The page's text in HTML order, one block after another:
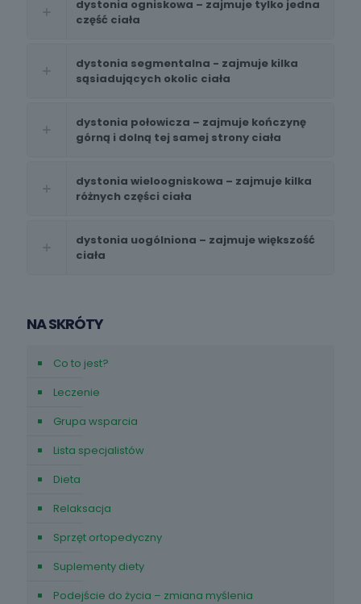
dystonia ogniskowa – zajmuje tylko jedna
część ciała
dystonia segmentalna - zajmuje kilka
sąsiadujących okolic ciała
dystonia połowicza – zajmuje kończynę
górną i dolną tej samej strony ciała
dystonia wieloogniskowa – zajmuje kilka
różnych części ciała
dystonia uogólniona – zajmuje większość
ciała
NA SKRÓTY
Co to jest?
Leczenie
Grupa wsparcia
Lista specjalistów
Dieta
Relaksacja
Sprzęt ortopedyczny
Suplementy diety
Podejście do życia – zmiana myślenia